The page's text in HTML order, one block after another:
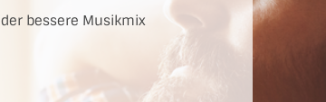
der bessere Musikmix